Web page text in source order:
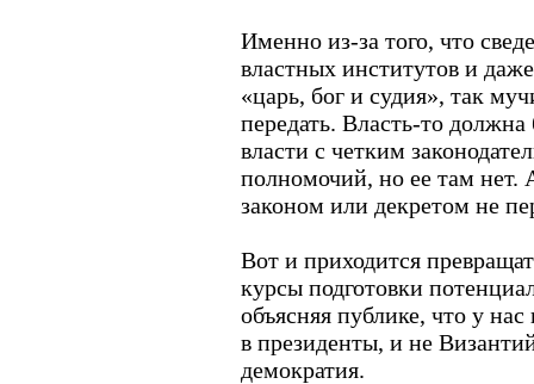
Именно из-за того, что
властных институтов и
«царь, бог и судия», так
передать. Власть-то
власти с четким
полномочий, но ее там нет.
законом или декретом не
Вот и приходится
курсы подготовки
объясняя публике, что у
в президенты, и не
демократия.